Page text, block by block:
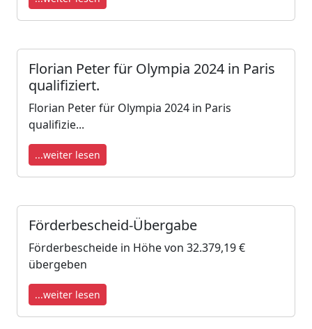
Florian Peter für Olympia 2024 in Paris
qualifiziert.
Florian Peter für Olympia 2024 in Paris
qualifizie...
...weiter lesen
Förderbescheid-Übergabe
Förderbescheide in Höhe von 32.379,19 €
übergeben
...weiter lesen